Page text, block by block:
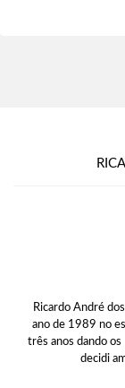
Ricardo André
ano de 1989 no
três anos dando
decidi